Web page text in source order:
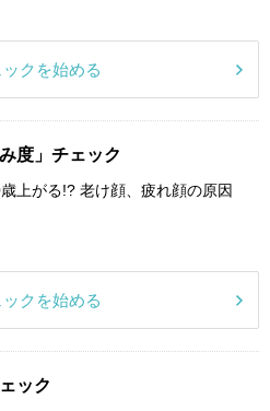
クを始める
度」チェック
上がる!? 老け顔、疲れ顔の原因
クを始める
ック